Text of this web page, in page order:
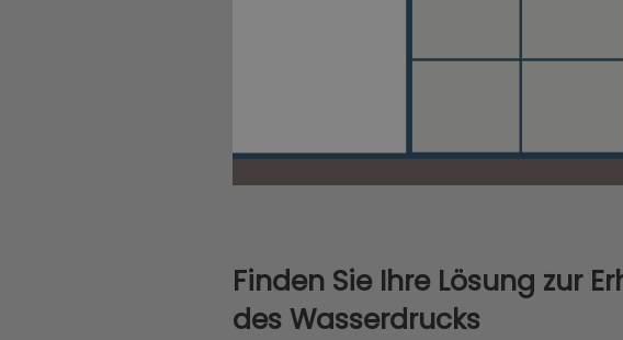
Finden Sie Ihre Lösung zur
des Wasserdrucks